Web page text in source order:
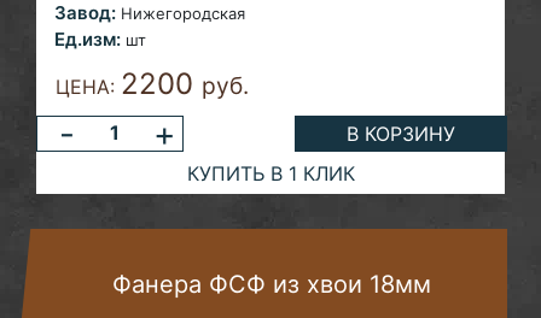
Завод: Нижегородская
Ед.изм: шт
ЦЕНА: 2200 руб.
- +
В КОРЗИНУ
КУПИТЬ В 1 КЛИК
Фанера ФСФ из хвои 18мм